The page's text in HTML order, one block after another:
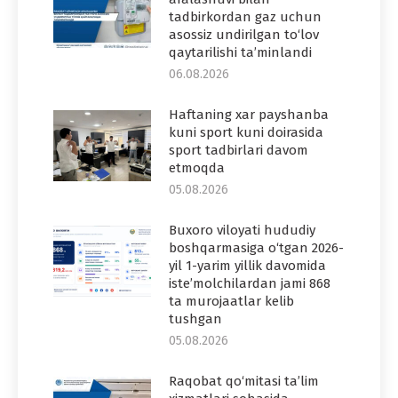
tadbirkordan gaz uchun
asossiz undirilgan to‘lov
qaytarilishi ta’minlandi
06.08.2026
Haftaning xar payshanba
kuni sport kuni doirasida
sport tadbirlari davom
etmoqda
05.08.2026
Buxoro viloyati hududiy
boshqarmasiga o‘tgan 2026-
yil 1-yarim yillik davomida
iste’molchilardan jami 868
ta murojaatlar kelib
tushgan
05.08.2026
Raqobat qo‘mitasi ta’lim